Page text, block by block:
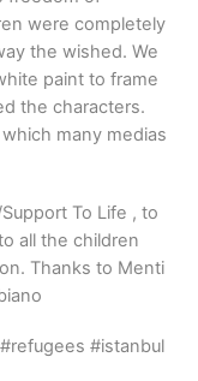
were completely
the wished. We
paint to frame
the characters.
many medias
To Life , to
Thanks to Menti
#istanbul